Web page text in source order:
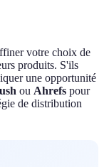
votre choix de
produits. S'ils
une opportunité
ou Ahrefs pour
de distribution